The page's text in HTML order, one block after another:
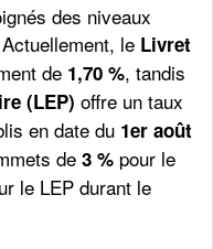
des niveaux
le Livret
de 1,70 %, tandis
(LEP) offre un taux
en date du 1er août
de3 % pour le
le LEP durant le